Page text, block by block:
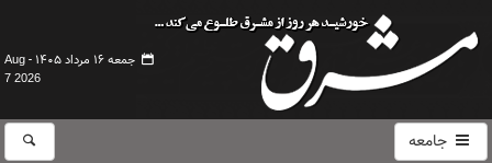
جمعه ۱۶ مرداد ۱۴۰۵ -
Aug
7 2026
جامعه